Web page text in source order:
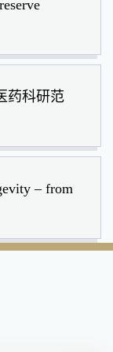
药科研范
– from